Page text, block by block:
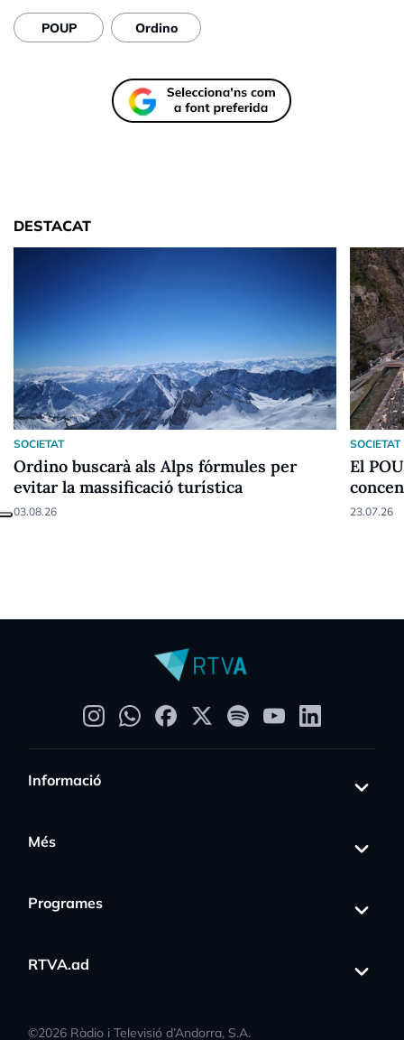
POUP Ordino
DESTACAT
SOCIETAT
Ordino buscarà als Alps fórmules per
evitar la massificació turística
03.08.26
SOCIETAT
El
23.07.26
Informació
Més
Programes
RTVA.ad
©2026 Ràdio i Televisió d’Andorra, S.A.